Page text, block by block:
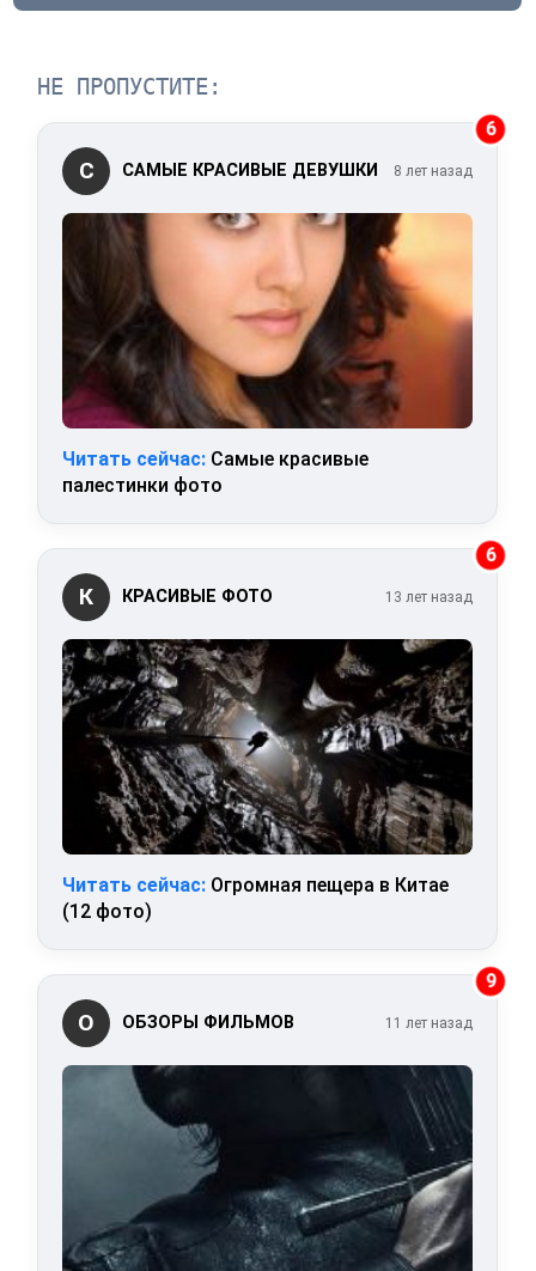
НЕ ПРОПУСТИТЕ:
6
С САМЫЕ КРАСИВЫЕ ДЕВУШКИ 8 лет назад
Читать сейчас: Самые красивые
палестинки фото
6
К КРАСИВЫЕ ФОТО 13 лет назад
Читать сейчас: Огромная пещера в Китае
(12 фото)
9
О ОБЗОРЫ ФИЛЬМОВ 11 лет назад